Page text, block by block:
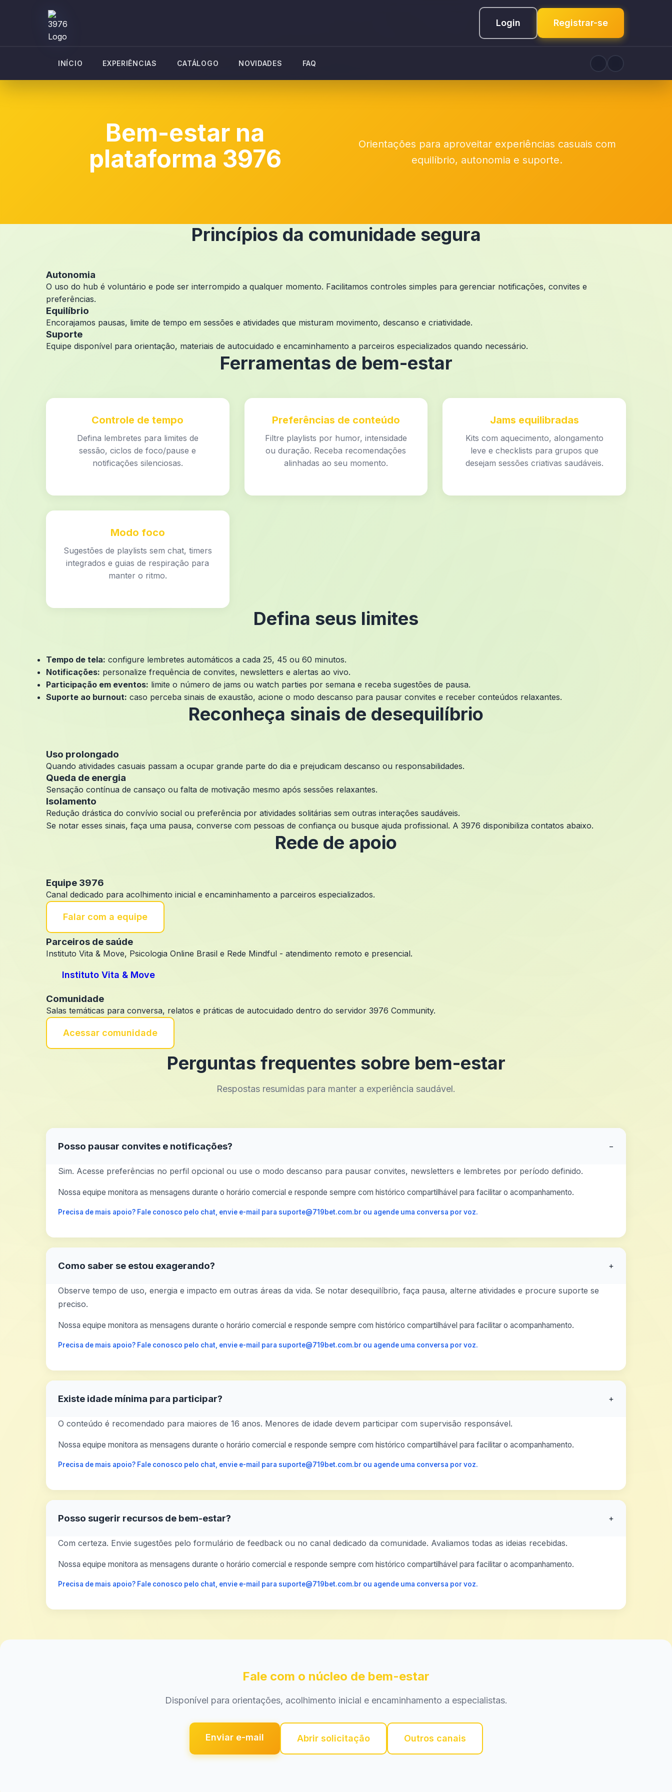
Login Registrar-se
INÍCIO EXPERIÊNCIAS CATÁLOGO NOVIDADES FAQ
Bem-estar na
plataforma 3976
Orientações para aproveitar experiências casuais com
equilíbrio, autonomia e suporte.
Princípios da comunidade segura
Autonomia
O uso do hub é voluntário e pode ser interrompido a qualquer momento. Facilitamos controles simples para gerenciar notificações, convites e
preferências.
Equilíbrio
Encorajamos pausas, limite de tempo em sessões e atividades que misturam movimento, descanso e criatividade.
Suporte
Equipe disponível para orientação, materiais de autocuidado e encaminhamento a parceiros especializados quando necessário.
Ferramentas de bem-estar
Controle de tempo
Defina lembretes para limites de
sessão, ciclos de foco/pause e
notificações silenciosas.
Preferências de conteúdo
Filtre playlists por humor, intensidade
ou duração. Receba recomendações
alinhadas ao seu momento.
Jams equilibradas
Kits com aquecimento, alongamento
leve e checklists para grupos que
desejam sessões criativas saudáveis.
Modo foco
Sugestões de playlists sem chat, timers
integrados e guias de respiração para
manter o ritmo.
Defina seus limites
Tempo de tela: configure lembretes automáticos a cada 25, 45 ou 60 minutos.
Notificações: personalize frequência de convites, newsletters e alertas ao vivo.
Participação em eventos: limite o número de jams ou watch parties por semana e receba sugestões de pausa.
Suporte ao burnout: caso perceba sinais de exaustão, acione o modo descanso para pausar convites e receber conteúdos relaxantes.
Reconheça sinais de desequilíbrio
Uso prolongado
Quando atividades casuais passam a ocupar grande parte do dia e prejudicam descanso ou responsabilidades.
Queda de energia
Sensação contínua de cansaço ou falta de motivação mesmo após sessões relaxantes.
Isolamento
Redução drástica do convívio social ou preferência por atividades solitárias sem outras interações saudáveis.
Se notar esses sinais, faça uma pausa, converse com pessoas de confiança ou busque ajuda profissional. A 3976 disponibiliza contatos abaixo.
Rede de apoio
Equipe 3976
Canal dedicado para acolhimento inicial e encaminhamento a parceiros especializados.
Falar com a equipe
Parceiros de saúde
Instituto Vita & Move, Psicologia Online Brasil e Rede Mindful - atendimento remoto e presencial.
Instituto Vita & Move
Comunidade
Salas temáticas para conversa, relatos e práticas de autocuidado dentro do servidor 3976 Community.
Acessar comunidade
Perguntas frequentes sobre bem-estar
Respostas resumidas para manter a experiência saudável.
Posso pausar convites e notificações? −
Sim. Acesse preferências no perfil opcional ou use o modo descanso para pausar convites, newsletters e lembretes por período definido.
Nossa equipe monitora as mensagens durante o horário comercial e responde sempre com histórico compartilhável para facilitar o acompanhamento.
Precisa de mais apoio? Fale conosco pelo chat, envie e-mail para suporte@719bet.com.br ou agende uma conversa por voz.
Como saber se estou exagerando? +
Observe tempo de uso, energia e impacto em outras áreas da vida. Se notar desequilíbrio, faça pausa, alterne atividades e procure suporte se
preciso.
Nossa equipe monitora as mensagens durante o horário comercial e responde sempre com histórico compartilhável para facilitar o acompanhamento.
Precisa de mais apoio? Fale conosco pelo chat, envie e-mail para suporte@719bet.com.br ou agende uma conversa por voz.
Existe idade mínima para participar? +
O conteúdo é recomendado para maiores de 16 anos. Menores de idade devem participar com supervisão responsável.
Nossa equipe monitora as mensagens durante o horário comercial e responde sempre com histórico compartilhável para facilitar o acompanhamento.
Precisa de mais apoio? Fale conosco pelo chat, envie e-mail para suporte@719bet.com.br ou agende uma conversa por voz.
Posso sugerir recursos de bem-estar? +
Com certeza. Envie sugestões pelo formulário de feedback ou no canal dedicado da comunidade. Avaliamos todas as ideias recebidas.
Nossa equipe monitora as mensagens durante o horário comercial e responde sempre com histórico compartilhável para facilitar o acompanhamento.
Precisa de mais apoio? Fale conosco pelo chat, envie e-mail para suporte@719bet.com.br ou agende uma conversa por voz.
Fale com o núcleo de bem-estar
Disponível para orientações, acolhimento inicial e encaminhamento a especialistas.
Enviar e-mail Abrir solicitação Outros canais